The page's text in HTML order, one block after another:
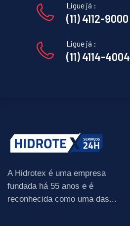
Ligue já :
(11) 4112-9000
Ligue já :
(11) 4114-4004
A Hidrotex é uma empresa
fundada há 55 anos e é
reconhecida como uma das...